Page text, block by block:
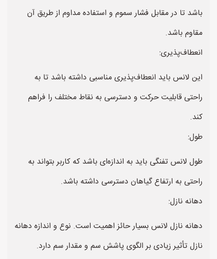
باشد تا در مقابل فشار سموم و استفاده مداوم از طریق آن
مقاوم باشد.
انعطاف‌پذیری:
این لانس باید انعطاف‌پذیری مناسبی داشته باشد تا به
راحتی قابلیت حرکت و دسترسی به نقاط مختلف را فراهم
کند.
طول:
طول لانس تفنگی باید به اندازه‌ای باشد که کاربر بتواند به
راحتی به ارتفاع گیاهان دسترسی داشته باشد.
دهانه نازل:
دهانه نازل لانس بسیار حائز اهمیت است. نوع و اندازه دهانه
نازل تأثیر زیادی بر الگوی پاشش سم و مقدار سم دارد.